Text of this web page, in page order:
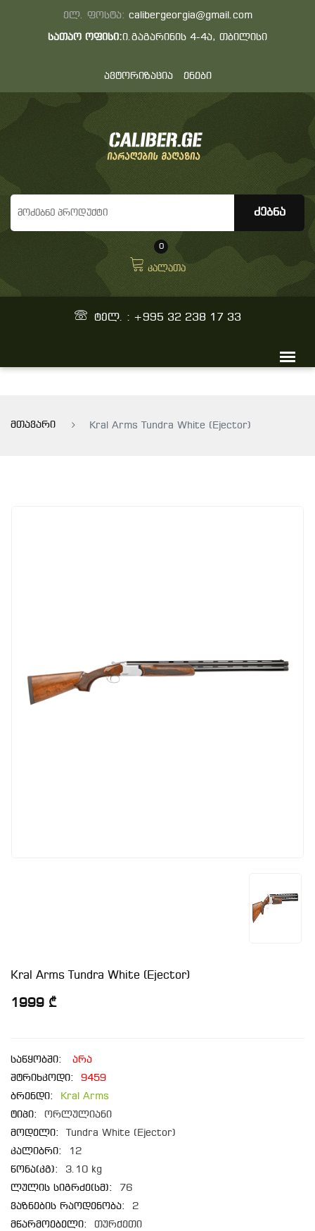
ელ. ფოსტა: calibergeorgia@gmail.com
სათაო ოფისი:ი.გაგარინის 4-4ა, თბილისი
ავტორიზაცია ენები
0
კალათა
ტელ. : +995 32 238 17 33
მთავარი Kral Arms Tundra White (Ejector)
Kral Arms Tundra White (Ejector)
1999 ₾
საწყობში:
არა
შტრიხკოდი:
9459
ბრენდი:
Kral Arms
ტიპი:
ორლულიანი
მოდელი:
Tundra White (Ejector)
კალიბრი:
12
წონა(კგ):
3.10 kg
ლულის სიგრძე(სმ):
76
ვაზნების რაოდენობა:
2
მწარმოებელი:
თურქეთი